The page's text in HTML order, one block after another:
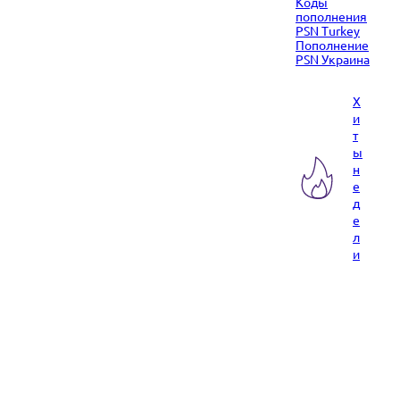
пополнения
PSN Turkey
Пополнение
PSN Украина
Х
и
т
ы
н
е
д
е
л
и